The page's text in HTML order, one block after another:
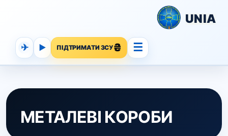
UNIA
✈ ▶ ПІДТРИМАТИ ЗСУ ☰
МЕТАЛЕВІ КОРОБИ